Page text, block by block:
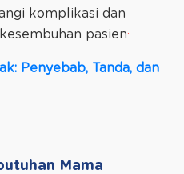
komplikasi dan
pasien
Penyebab, Tanda, dan
Mama